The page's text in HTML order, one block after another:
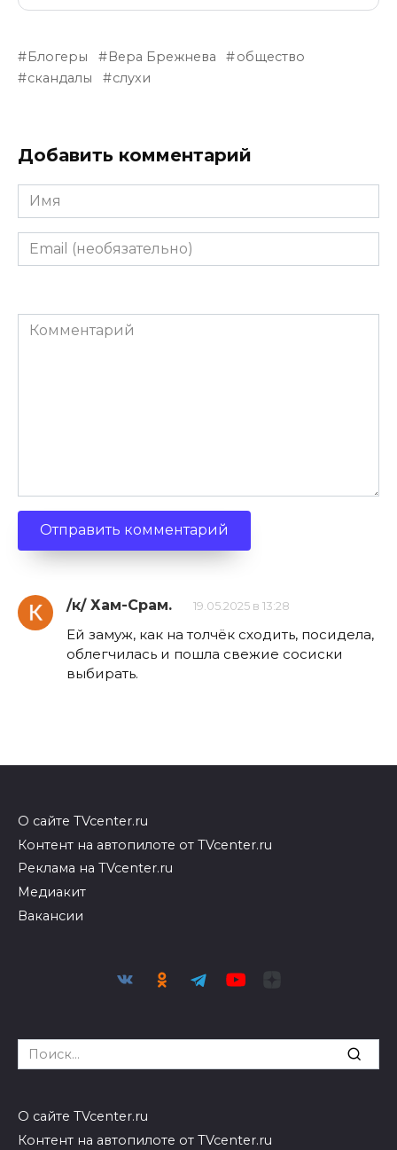
Блогеры Вера Брежнева
общество
скандалы
слухи
Добавить комментарий
Имя
Email
(необязательно)
Комментарий
/к/ Хам-Срам. 19.05.2025 в 13:28
Ей замуж, как на толчёк сходить, посидела,
облегчилась и пошла свежие сосиски
выбирать.
О сайте TVcenter.ru
Контент на автопилоте от TVcenter.ru
Реклама на TVcenter.ru
Медиакит
Вакансии
Search
for:
О сайте TVcenter.ru
Контент на автопилоте от TVcenter.ru